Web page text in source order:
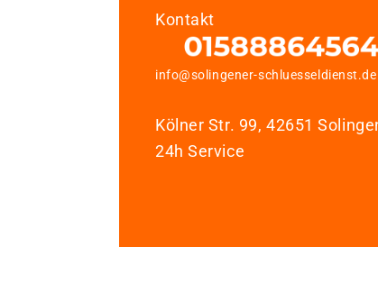
Kontakt
info@solingener-schluesseldienst.de
Kölner Str. 99, 42651
24h Service